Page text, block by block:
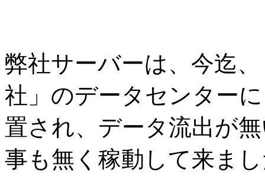
弊社サーバーは、今迄
社」のデータセンター
置され、データ流出が
事も無く稼動して来ま